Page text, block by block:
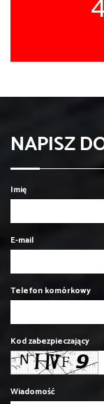
NAPISZ
Imię
E-mail
Telefon komórkowy
Kod zabezpieczający
Wiadomość